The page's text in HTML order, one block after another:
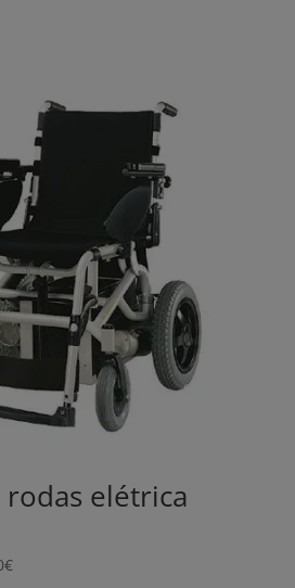
rodas elétrica
€Price